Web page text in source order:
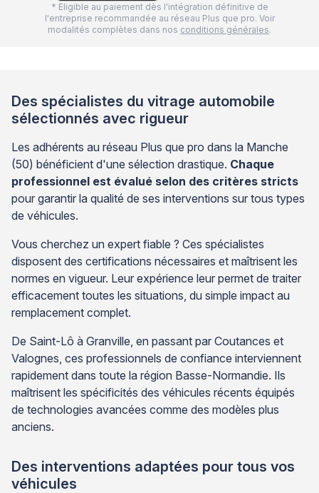
* Eligible au paiement dès l'intégration définitive de
l'entreprise recommandée au réseau Plus que pro. Voir
modalités complètes dans nos conditions générales.
Des spécialistes du vitrage automobile
sélectionnés avec rigueur
Les adhérents au réseau Plus que pro dans la Manche
(50) bénéficient d'une sélection drastique. Chaque
professionnel est évalué selon des critères stricts
pour garantir la qualité de ses interventions sur tous types
de véhicules.
Vous cherchez un expert fiable ? Ces spécialistes
disposent des certifications nécessaires et maîtrisent les
normes en vigueur. Leur expérience leur permet de traiter
efficacement toutes les situations, du simple impact au
remplacement complet.
De Saint-Lô à Granville, en passant par Coutances et
Valognes, ces professionnels de confiance interviennent
rapidement dans toute la région Basse-Normandie. Ils
maîtrisent les spécificités des véhicules récents équipés
de technologies avancées comme des modèles plus
anciens.
Des interventions adaptées pour tous vos
véhicules